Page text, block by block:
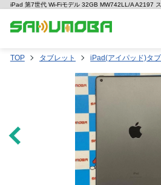
iPad 第7世代 Wi-Fiモデル 32GB MW742LL/A A2197
TOP タブレット iPad(アイパッド)タ